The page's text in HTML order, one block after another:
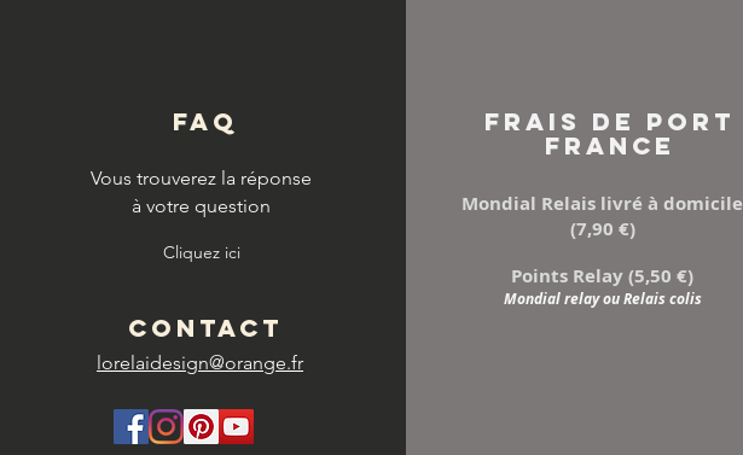
FAQ
Vous trouverez la réponse
à votre question
Cliquez ici
CONTACT
lorelaidesign@orange.fr
FRAIS DE PORT
FRANCE
Mondial Relais livré à domicile
(7,90 €)
Points Relay (5,50 €)
Mondial relay ou Relais colis